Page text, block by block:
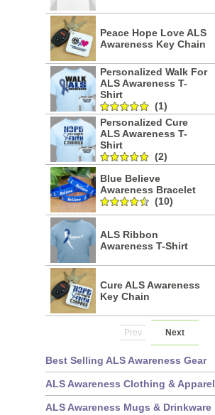
Peace Hope Love ALS
Awareness Key Chain
Personalized Walk For
ALS Awareness T-
Shirt
(1)
Personalized Cure
ALS Awareness T-
Shirt
(2)
Blue Believe
Awareness Bracelet
(10)
ALS Ribbon
Awareness T-Shirt
Cure ALS Awareness
Key Chain
Prev Next
Best Selling ALS Awareness Gear
ALS Awareness Clothing & Apparel
ALS Awareness Mugs & Drinkware